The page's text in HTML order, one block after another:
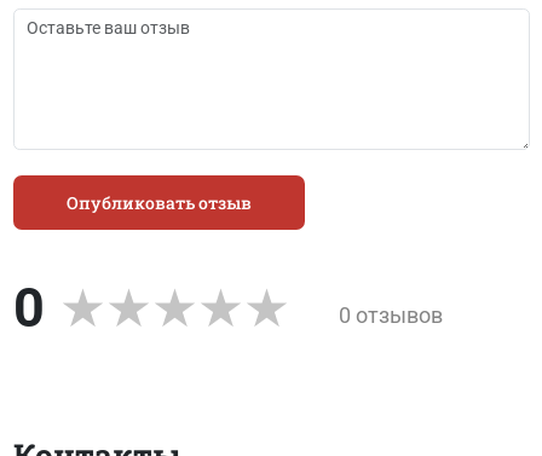
Опубликовать отзыв
0 0 отзывов